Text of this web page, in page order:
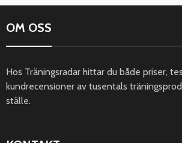
OM OSS
Hos Träningsradar hittar du både priser,
kundrecensioner av tusentals
ställe.